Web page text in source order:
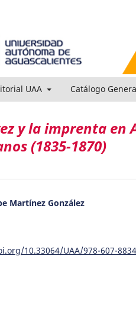
UAA Catálogo
y la imprenta en
(1835-1870)
Martínez González
10.33064/UAA/978-607-